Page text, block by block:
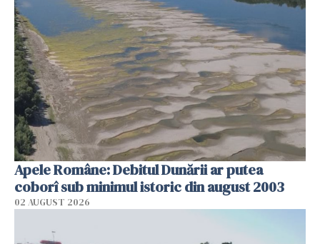
Apele Române: Debitul Dunării ar putea
coborî sub minimul istoric din august 2003
02 AUGUST 2026